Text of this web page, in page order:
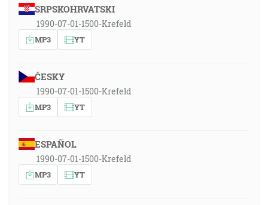
SRPSKOHRVATSKI
1990-07-01-1500-Krefeld
MP3 YT
ČESKY
1990-07-01-1500-Krefeld
MP3 YT
ESPAÑOL
1990-07-01-1500-Krefeld
MP3 YT